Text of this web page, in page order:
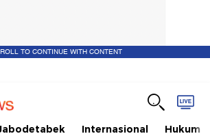
TO CONTINUE WITH CONTENT
Internasional Hukum